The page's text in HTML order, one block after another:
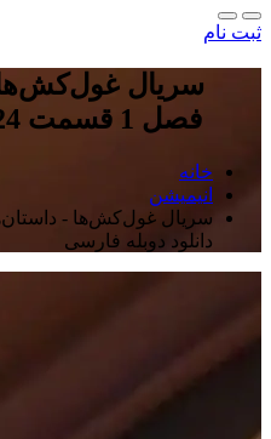
ثبت نام
سریال غول‌کش‌ها
فصل 1 قسمت 24 - دانلود دوبله فارسی
خانه
انیمیشن
دانلود دوبله فارسی